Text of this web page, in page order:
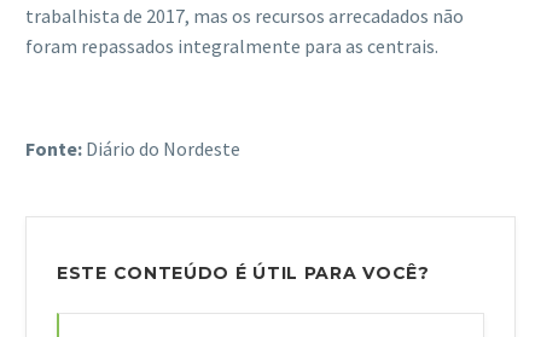
trabalhista de 2017, mas os recursos arrecadados não
foram repassados integralmente para as centrais.
Fonte: Diário do Nordeste
ESTE CONTEÚDO É ÚTIL PARA VOCÊ?